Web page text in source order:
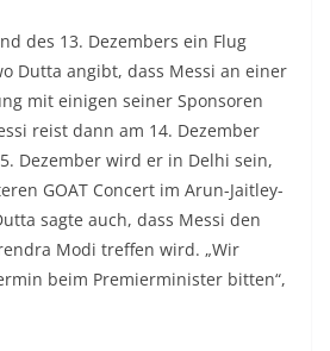
des 13. Dezembers ein Flug
Dutta angibt, dass Messi an einer
mit einigen seiner Sponsoren
reist dann am 14. Dezember
Dezember wird er in Delhi sein,
GOAT Concert im Arun-Jaitley-
sagte auch, dass Messi den
Modi treffen wird. „Wir
beim Premierminister bitten“,